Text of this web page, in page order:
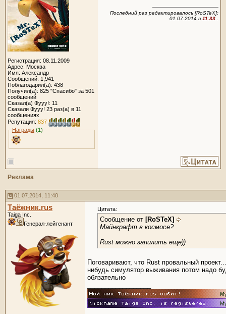
Регистрация: 08.11.2009
Адрес: Москва
Имя: Александр
Сообщений: 1,941
Поблагодарил(а): 438
Получил(а): 825 "Спасибо" за 501
сообщений
Сказал(а) Фууу!: 11
Сказали Фууу! 23 раз(а) в 11
сообщениях
Репутация: 837
Награды (1)
Последний раз редактировалось [RoSTeX];
01.07.2014 в 11:33
Реклама
01.07.2014, 11:40
Таёжник.rus
Taiga Inc.
Генерал-лейтенант
Цитата:
Сообщение от [RoSTeX]
Майнкрафт в космосе?
Rust можно запилить еще))
Поговаривают, что Rust провальный
нибудь симулятор выживания потом надо
обязательно